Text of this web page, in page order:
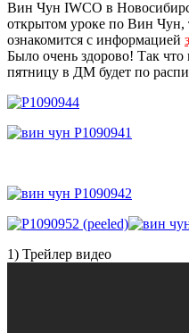
Вин Чун IWCO в
открытом уроке по Вин Чун,
ознакомится с информацией
Было очень здорово! Так что
пятницу в ДМ будет по
1) Трейлер видео